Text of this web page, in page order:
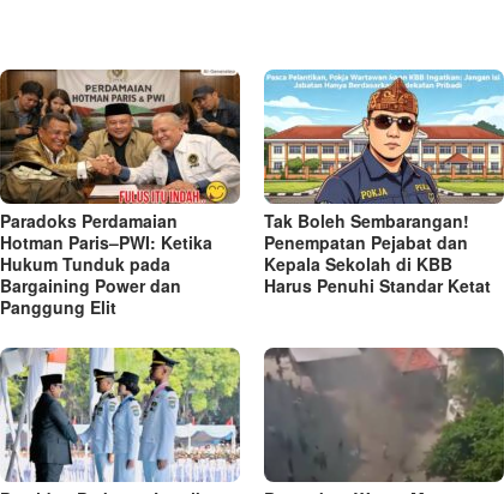
Paradoks Perdamaian
Hotman Paris–PWI: Ketika
Hukum Tunduk pada
Bargaining Power dan
Panggung Elit
Tak Boleh Sembarangan!
Penempatan Pejabat dan
Kepala Sekolah di KBB
Harus Penuhi Standar Ketat ​